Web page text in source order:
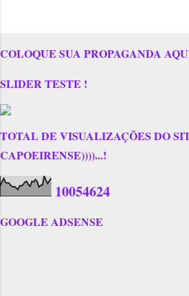
COLOQUE SUA PROPAGANDA
SLIDER TESTE !
TOTAL DE VISUALIZAÇÕES DO
CAPOEIRENSE))))...!
10054624
GOOGLE ADSENSE